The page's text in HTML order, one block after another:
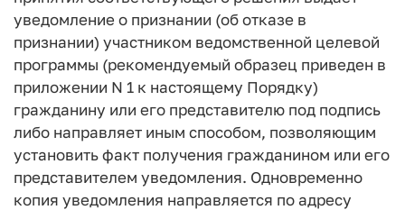
уведомление о признании (об отказе в
признании) участником ведомственной целевой
программы (рекомендуемый образец приведен в
приложении N 1 к настоящему Порядку)
гражданину или его представителю под подпись
либо направляет иным способом, позволяющим
установить факт получения гражданином или его
представителем уведомления. Одновременно
копия уведомления направляется по адресу